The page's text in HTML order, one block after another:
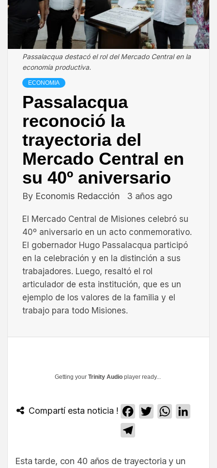
Passalacqua destacó el rol del Mercado Central en la
economía productiva.
ECONOMIA
Passalacqua
reconoció la
trayectoria del
Mercado Central en
su 40º aniversario
By Economis Redacción 3 años ago
El Mercado Central de Misiones celebró su
40º aniversario en un acto conmemorativo.
El gobernador Hugo Passalacqua participó
en la celebración y en la distinción a sus
trabajadores. Luego, resaltó el rol
articulador de esta institución, que es un
ejemplo de los valores de la familia y el
trabajo para todo Misiones.
Getting your Trinity Audio player ready...
Compartí esta noticia ! Facebook
TwitterWhatsApp
Esta tarde, con 40 años de trayectoria y un